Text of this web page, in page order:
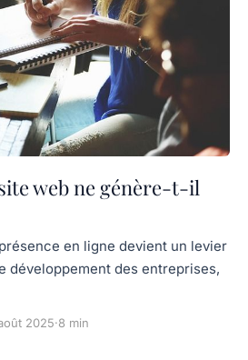
web ne génère-t-il
en ligne devient un levier
développement des entreprises,
2025·8 min